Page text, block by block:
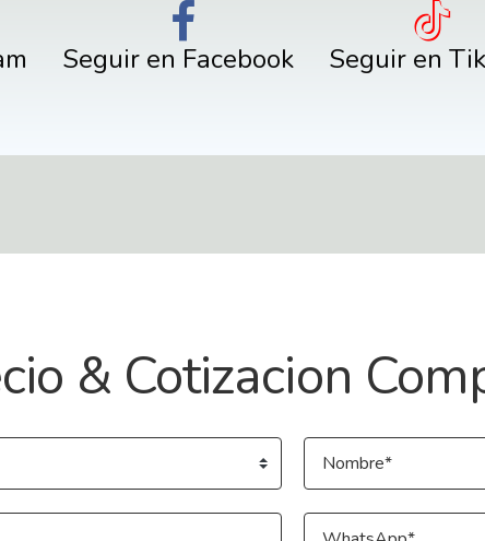
Seguir en Facebook Seguir en
& Cotizacion